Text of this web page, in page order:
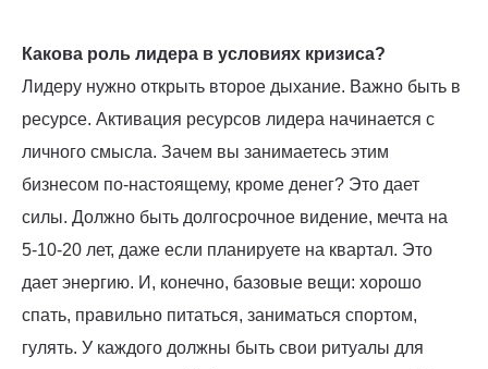
Какова роль лидера в условиях кризиса?
Лидеру нужно открыть второе дыхание. Важно быть в
ресурсе. Активация ресурсов лидера начинается с
личного смысла. Зачем вы занимаетесь этим
бизнесом по-настоящему, кроме денег? Это дает
силы. Должно быть долгосрочное видение, мечта на
5-10-20 лет, даже если планируете на квартал. Это
дает энергию. И, конечно, базовые вещи: хорошо
спать, правильно питаться, заниматься спортом,
гулять. У каждого должны быть свои ритуалы для